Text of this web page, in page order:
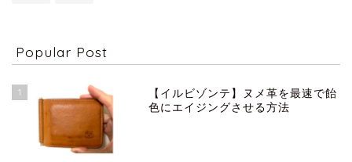
Popular Post
1
【イルビゾンテ】ヌメ革を最速で飴
色にエイジングさせる方法